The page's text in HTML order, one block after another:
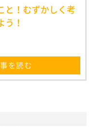
と！むずかしく考
う！
を読む